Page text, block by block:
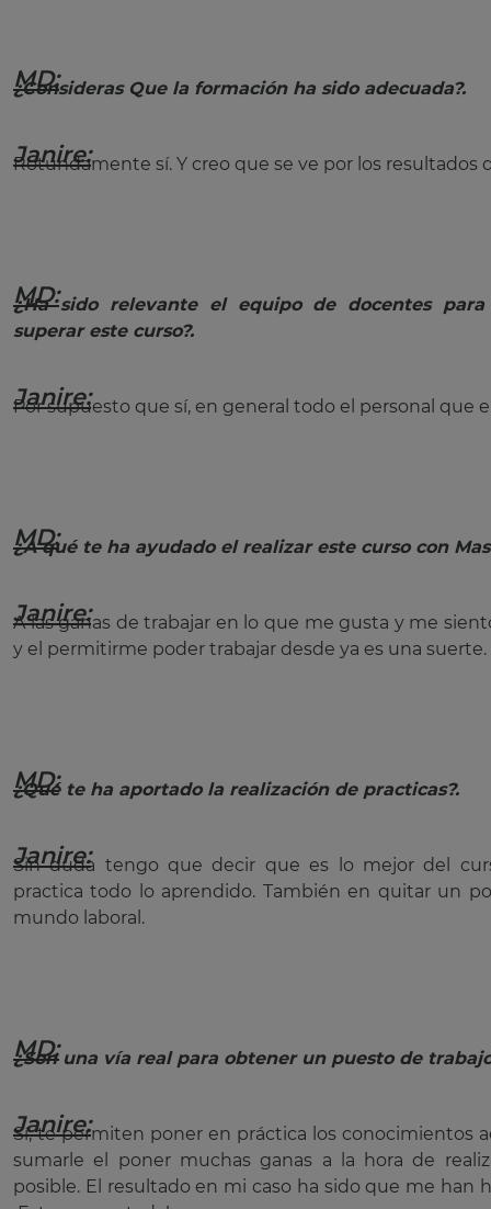
MD:
¿Consideras Que la formación ha sido adecuada?.
Janire:
Rotundamente sí. Y creo que se ve por los resultados
MD:
¿Ha sido relevante el equipo de docentes para
superar este curso?.
Janire:
Por supuesto que sí, en general todo el personal que
MD:
¿A qué te ha ayudado el realizar este curso con
Janire:
A las ganas de trabajar en lo que me gusta y me
y el permitirme poder trabajar desde ya es una suerte.
MD:
¿Qué te ha aportado la realización de practicas?.
Janire:
Sin duda tengo que decir que es lo mejor del
practica todo lo aprendido. También en quitar un
mundo laboral.
MD:
¿Son una vía real para obtener un puesto de
Janire:
Sí, te permiten poner en práctica los conocimientos
sumarle el poner muchas ganas a la hora de
posible. El resultado en mi caso ha sido que me han